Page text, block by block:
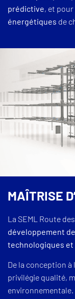
prédictive, et pour
énergétiques de
MAÎTRISE
La SEML Route
développement
technologiques
De la conception à
privilégie qualité,
environnementale.